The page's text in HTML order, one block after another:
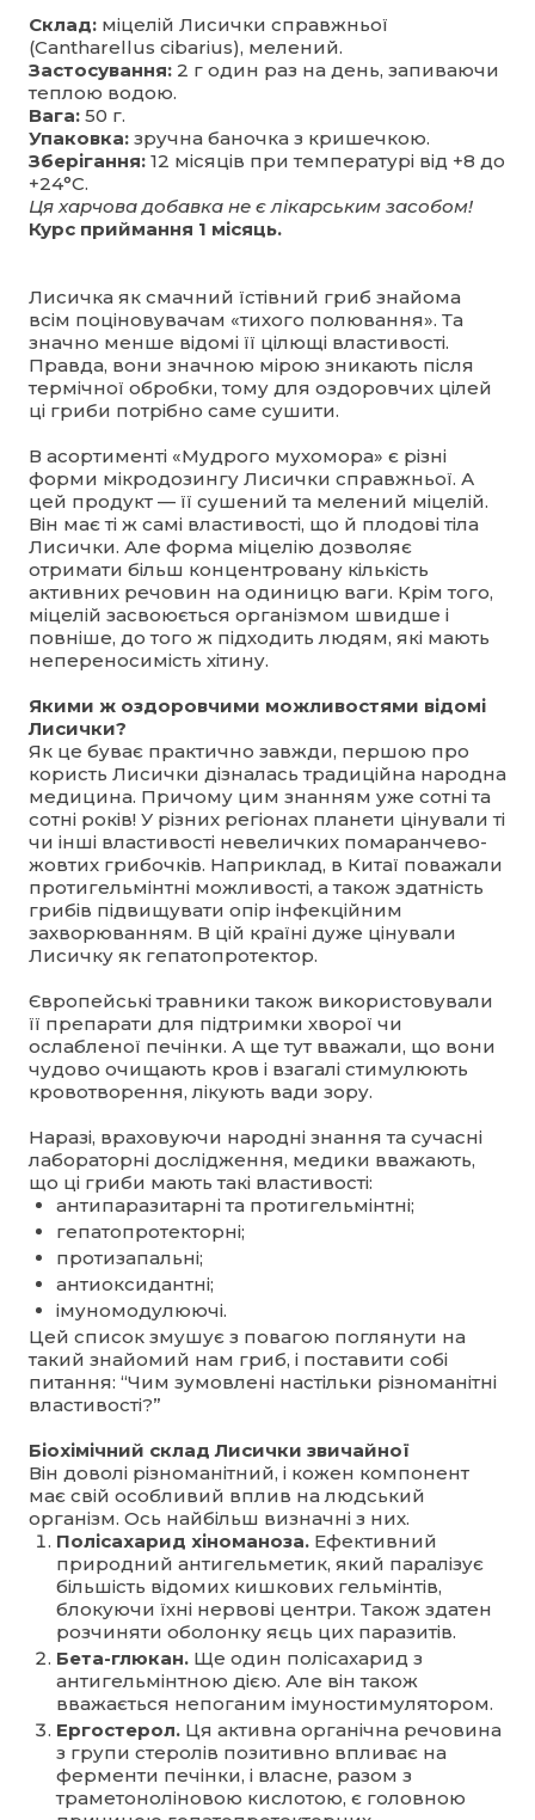
Склад: міцелій Лисички справжньої
(Cantharellus cibarius), мелений.
Застосування: 2 г один раз на день, запиваючи
теплою водою.
Вага: 50 г.
Упаковка: зручна баночка з кришечкою.
Зберігання: 12 місяців при температурі від +8 до
+24°С.
Ця харчова добавка не є лікарським засобом!
Курс приймання 1 місяць.
Лисичка як смачний їстівний гриб знайома
всім поціновувачам «тихого полювання». Та
значно менше відомі її цілющі властивості.
Правда, вони значною мірою зникають після
термічної обробки, тому для оздоровчих цілей
ці гриби потрібно саме сушити.
В асортименті «Мудрого мухомора» є різні
форми мікродозингу Лисички справжньої. А
цей продукт — її сушений та мелений міцелій.
Він має ті ж самі властивості, що й плодові тіла
Лисички. Але форма міцелію дозволяє
отримати більш концентровану кількість
активних речовин на одиницю ваги. Крім того,
міцелій засвоюється організмом швидше і
повніше, до того ж підходить людям, які мають
непереносимість хітину.
Якими ж оздоровчими можливостями відомі
Лисички?
Як це буває практично завжди, першою про
користь Лисички дізналась традиційна народна
медицина. Причому цим знанням уже сотні та
сотні років! У різних регіонах планети цінували ті
чи інші властивості невеличких помаранчево-
жовтих грибочків. Наприклад, в Китаї поважали
протигельмінтні можливості, а також здатність
грибів підвищувати опір інфекційним
захворюванням. В цій країні дуже цінували
Лисичку як гепатопротектор.
Європейські травники також використовували
її препарати для підтримки хворої чи
ослабленої печінки. А ще тут вважали, що вони
чудово очищають кров і взагалі стимулюють
кровотворення, лікують вади зору.
Наразі, враховуючи народні знання та сучасні
лабораторні дослідження, медики вважають,
що ці гриби мають такі властивості:
антипаразитарні та протигельмінтні;
гепатопротекторні;
протизапальні;
антиоксидантні;
імуномодулюючі.
Цей список змушує з повагою поглянути на
такий знайомий нам гриб, і поставити собі
питання: “Чим зумовлені настільки різноманітні
властивості?”
Біохімічний склад Лисички звичайної
Він доволі різноманітний, і кожен компонент
має свій особливий вплив на людський
організм. Ось найбільш визначні з них.
Полісахарид хіноманоза.Ефективний
природний антигельметик, який паралізує
більшість відомих кишкових гельмінтів,
блокуючи їхні нервові центри. Також здатен
розчиняти оболонку яєць цих паразитів.
Бета-глюкан. Ще один полісахарид з
антигельмінтною дією. Але він також
вважається непоганим імуностимулятором.
Ергостерол. Ця активна органічна речовина
з групи стеролів позитивно впливає на
ферменти печінки, і власне, разом з
траметоноліновою кислотою, є головною